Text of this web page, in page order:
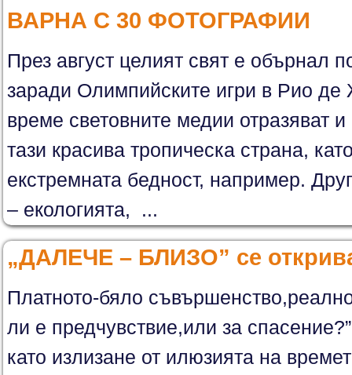
ВАРНА С 30 ФОТОГРАФИИ
През август целият свят е обърнал
заради Олимпийските игри в Рио
време световните медии отразяват
тази красива тропическа страна,
екстремната бедност, например.
– екологията, ...
„ДАЛЕЧЕ – БЛИЗО” се
Платното-бяло
ли е предчувствие,или за
като излизане от илюзията на